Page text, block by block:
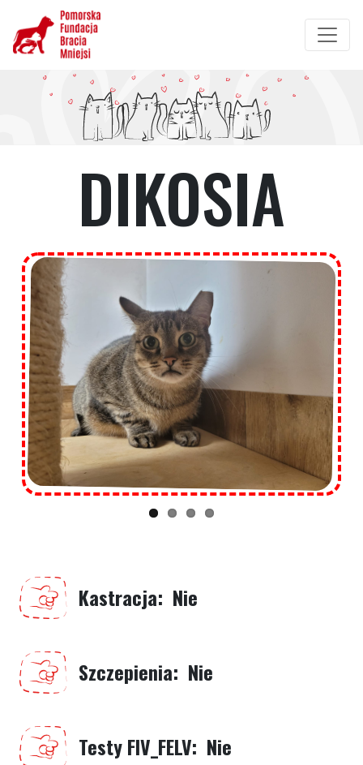
treści
DIKOSIA
Kastracja Nie
Szczepienia Nie
Testy FIV_FELV Nie